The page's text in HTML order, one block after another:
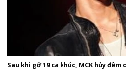
Sau khi gỡ 19 ca khúc, MCK hủy đêm